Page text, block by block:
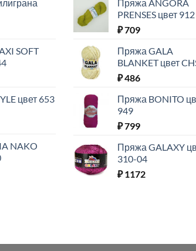
SOFT
цвет 653
NAKO
Пряжа ANGORA
PRENSES цвет 912
₽709
Пряжа GALA
BLANKET цвет
₽486
Пряжа BONITO
949
₽799
Пряжа GALAXY
310-04
₽1172